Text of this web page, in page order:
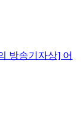
방송기자상] 어